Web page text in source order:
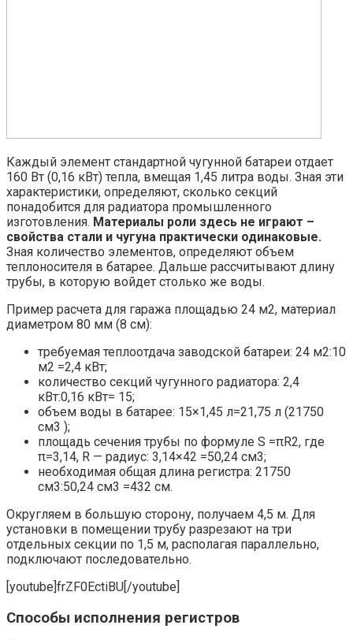
Каждый элемент стандартной чугунной батареи отдает
160 Вт (0,16 кВт) тепла, вмещая 1,45 литра воды. Зная эти
характеристики, определяют, сколько секций
понадобится для радиатора промышленного
изготовления. Материалы роли здесь не играют –
свойства стали и чугуна практически одинаковые.
Зная количество элементов, определяют объем
теплоносителя в батарее. Дальше рассчитывают длину
трубы, в которую войдет столько же воды.
Пример расчета для гаража площадью 24 м2, материал
диаметром 80 мм (8 см):
требуемая теплоотдача заводской батареи: 24 м2:10
м2 =2,4 кВт;
количество секций чугунного радиатора: 2,4
кВт:0,16 кВт= 15;
объем воды в батарее: 15×1,45 л=21,75 л (21750
см3 );
площадь сечения трубы по формуле S =πR2, где
π=3,14, R — радиус: 3,14×42 =50,24 см3;
необходимая общая длина регистра: 21750
см3:50,24 см3 =432 см.
Округляем в большую сторону, получаем 4,5 м. Для
установки в помещении трубу разрезают на три
отдельных секции по 1,5 м, располагая параллельно,
подключают последовательно.
[youtube]frZF0EctiBU[/youtube]
Способы исполнения регистров